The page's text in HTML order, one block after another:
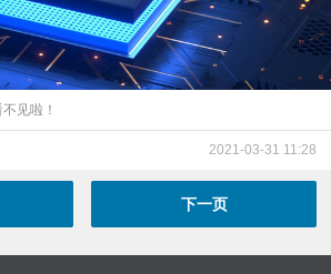
见啦！
2021-03-31 11:28
下一页